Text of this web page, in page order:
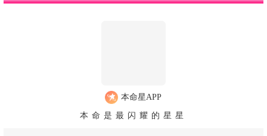
本命星APP
本命是最闪耀的星星